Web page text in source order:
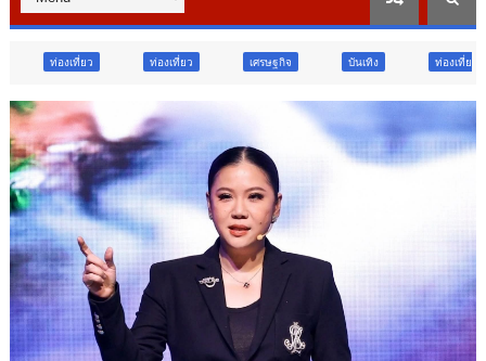
ท่องเที่ยว เศรษฐกิจ บันเทิง ท่องเที่ยว ข่าวเด่น